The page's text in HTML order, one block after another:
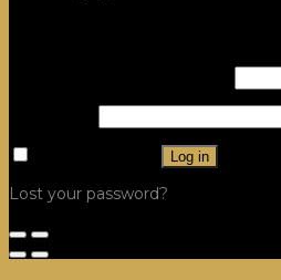
Log in
Lost your password?